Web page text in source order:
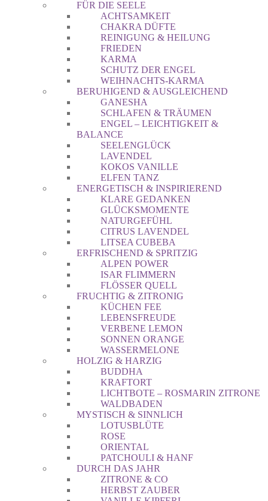
FÜR DIE SEELE
ACHTSAMKEIT
CHAKRA DÜFTE
REINIGUNG & HEILUNG
FRIEDEN
KARMA
SCHUTZ DER ENGEL
WEIHNACHTS-KARMA
BERUHIGEND & AUSGLEICHEND
GANESHA
SCHLAFEN & TRÄUMEN
ENGEL – LEICHTIGKEIT &
BALANCE
SEELENGLÜCK
LAVENDEL
KOKOS VANILLE
ELFEN TANZ
ENERGETISCH & INSPIRIEREND
KLARE GEDANKEN
GLÜCKSMOMENTE
NATURGEFÜHL
CITRUS LAVENDEL
LITSEA CUBEBA
ERFRISCHEND & SPRITZIG
ALPEN POWER
ISAR FLIMMERN
FLÖSSER QUELL
FRUCHTIG & ZITRONIG
KÜCHEN FEE
LEBENSFREUDE
VERBENE LEMON
SONNEN ORANGE
WASSERMELONE
HOLZIG & HARZIG
BUDDHA
KRAFTORT
LICHTBOTE – ROSMARIN ZITRONE
WALDBADEN
MYSTISCH & SINNLICH
LOTUSBLÜTE
ROSE
ORIENTAL
PATCHOULI & HANF
DURCH DAS JAHR
ZITRONE & CO
HERBST ZAUBER